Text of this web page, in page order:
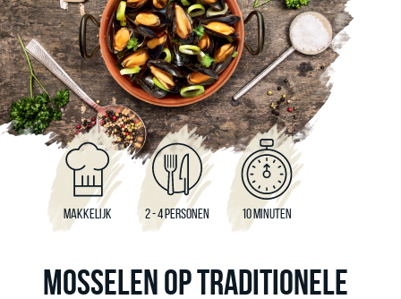
MAKKELIJK 2 - 4 PERSONEN 10 MINUTEN
MOSSELEN OP TRADITIONELE